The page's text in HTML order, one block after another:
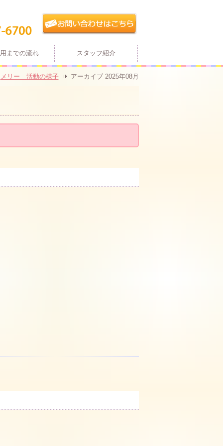
までの流れ スタッフ紹介
メリー 活動の様子 アーカイブ 2025年08月